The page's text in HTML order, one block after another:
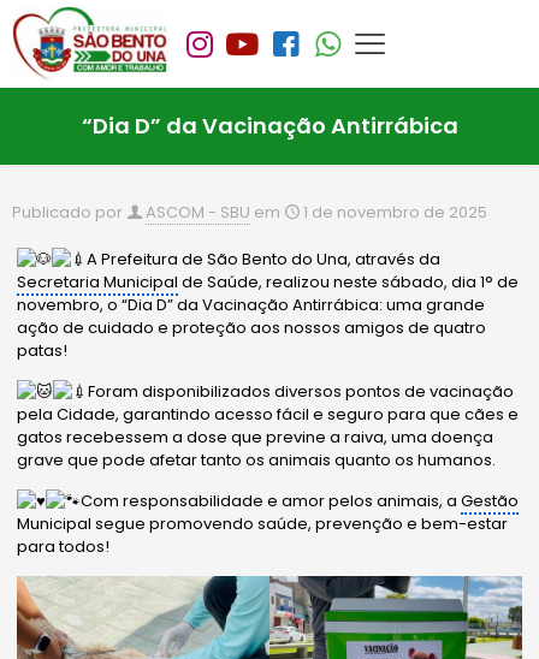
“Dia D” da Vacinação Antirrábica
Publicado por ASCOM - SBU em 1 de novembro de 2025
A Prefeitura de São Bento do Una, através da
Secretaria Municipal de Saúde, realizou neste sábado, dia 1° de
novembro, o “Dia D” da Vacinação Antirrábica: uma grande
ação de cuidado e proteção aos nossos amigos de quatro
patas!
Foram disponibilizados diversos pontos de vacinação
pela Cidade, garantindo acesso fácil e seguro para que cães e
gatos recebessem a dose que previne a raiva, uma doença
grave que pode afetar tanto os animais quanto os humanos.
Com responsabilidade e amor pelos animais, aGestão
Municipal segue promovendo saúde, prevenção e bem-estar
para todos!